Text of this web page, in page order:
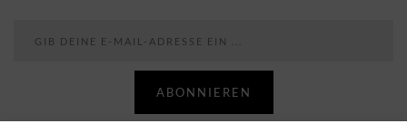
ABONNIEREN